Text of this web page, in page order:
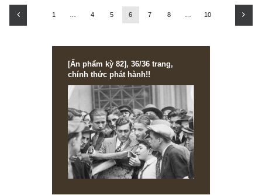
Ấn phẩm đầu tư giá trị 38_tháng 09.2020
Ấn phẩm đầu tư giá trị 38, ấn phẩm cập nhật cổ phiếu giai đoạn
toán ở link: www.newslettervietnam...
ISSUE EXCERPTS
Ấn phẩm đầu tư giá trị 37_tháng 08.2020
Ấn phẩm đầu tư giá trị 37, ấn phẩm “Cổ phiếu thường, Lợi nhuận
thường” kỳ 2 – sắp phát hành! Cách đặt mua, giá cả, và hình thức
thanh toán ở link: www...
… 4 5 7 8